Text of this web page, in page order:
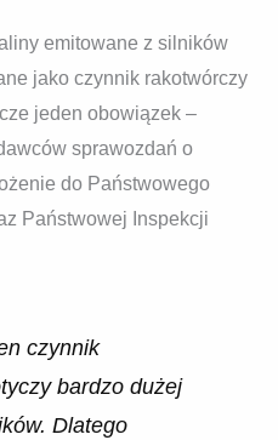
emitowane z silników
jako czynnik rakotwórczy
jeden obowiązek –
sprawozdań o
do Państwowego
Państwowej Inspekcji
czynnik
bardzo dużej
Dlatego